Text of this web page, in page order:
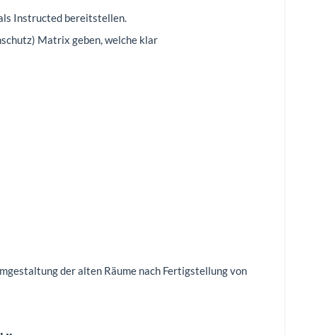
Instructed bereitstellen.
Matrix geben, welche klar
der alten Räume nach Fertigstellung von